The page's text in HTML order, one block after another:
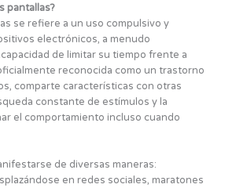
pantallas?
se refiere a un uso compulsivo y
electrónicos, a menudo
de limitar su tiempo frente a
reconocida como un trastorno
comparte características con otras
constante de estímulos y la
el comportamiento incluso cuando
de diversas maneras:
en redes sociales, maratones